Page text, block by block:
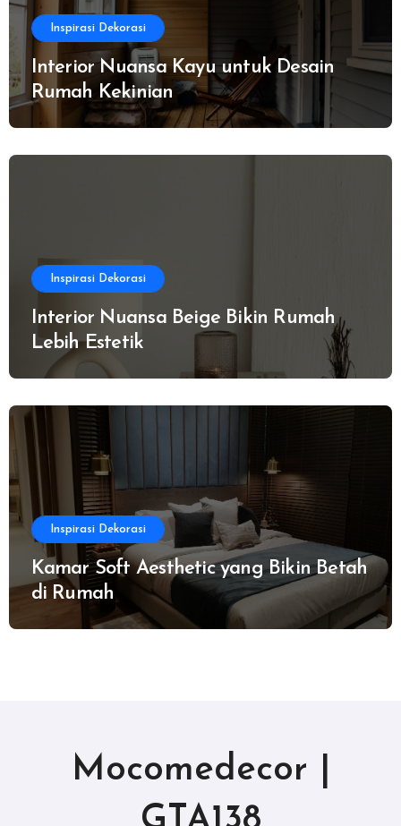
Inspirasi Dekorasi
Interior Nuansa Kayu untuk Desain
Rumah Kekinian
Inspirasi Dekorasi
Interior Nuansa Beige Bikin Rumah
Lebih Estetik
Inspirasi Dekorasi
Kamar Soft Aesthetic yang Bikin Betah
di Rumah
Mocomedecor |